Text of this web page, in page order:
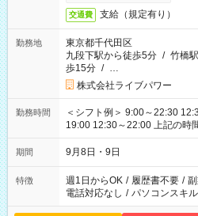
交通費 支給（規定有り）
勤務地
東京都千代田区
九段下駅から徒歩5分 / 竹橋
歩15分 / …
株式会社ライブパワー
勤務時間
＜シフト例＞ 9:00～22:30
19:00 12:30～22:00 上記の時間から好きな時間を選べます！ ※
時間は変更となる可能性があ
期間 9月8日・9日
特徴 週1日からOK / 履歴書不要 /
電話対応なし / パソコンスキ